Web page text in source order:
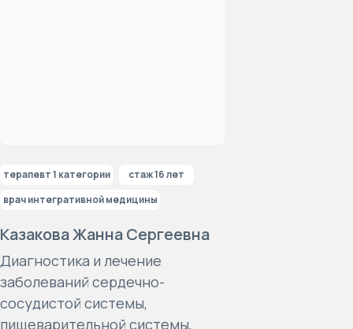
Казакова Жанна Сергеевна
Диагностика и лечение
заболеваний сердечно-
сосудистой системы,
пищеварительной системы,
терапевт 1 категории стаж 16 лет
врач интегративной медицины